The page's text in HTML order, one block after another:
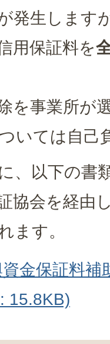
発生します
用保証料を
を事業所が
いては自己
、以下の書
協会を経由
ます。
金保証料補
15.8KB)